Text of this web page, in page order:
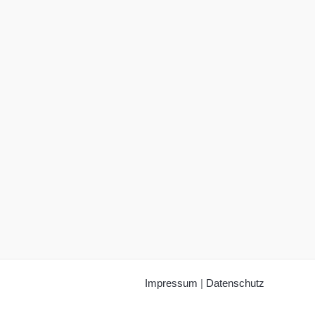
Impressum | Datenschutz